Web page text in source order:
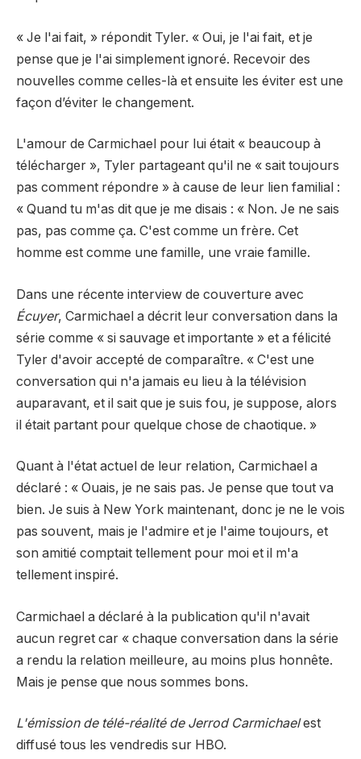
« Je l'ai fait, » répondit Tyler. « Oui, je l'ai fait, et je
pense que je l'ai simplement ignoré. Recevoir des
nouvelles comme celles-là et ensuite les éviter est une
façon d’éviter le changement.
L'amour de Carmichael pour lui était « beaucoup à
télécharger », Tyler partageant qu'il ne « sait toujours
pas comment répondre » à cause de leur lien familial :
« Quand tu m'as dit que je me disais : « Non. Je ne sais
pas, pas comme ça. C'est comme un frère. Cet
homme est comme une famille, une vraie famille.
Dans une récente interview de couverture avec
Écuyer, Carmichael a décrit leur conversation dans la
série comme « si sauvage et importante » et a félicité
Tyler d'avoir accepté de comparaître. « C'est une
conversation qui n'a jamais eu lieu à la télévision
auparavant, et il sait que je suis fou, je suppose, alors
il était partant pour quelque chose de chaotique. »
Quant à l'état actuel de leur relation, Carmichael a
déclaré : « Ouais, je ne sais pas. Je pense que tout va
bien. Je suis à New York maintenant, donc je ne le vois
pas souvent, mais je l'admire et je l'aime toujours, et
son amitié comptait tellement pour moi et il m'a
tellement inspiré.
Carmichael a déclaré à la publication qu'il n'avait
aucun regret car « chaque conversation dans la série
a rendu la relation meilleure, au moins plus honnête.
Mais je pense que nous sommes bons.
L'émission de télé-réalité de Jerrod Carmichaelest
diffusé tous les vendredis sur HBO.